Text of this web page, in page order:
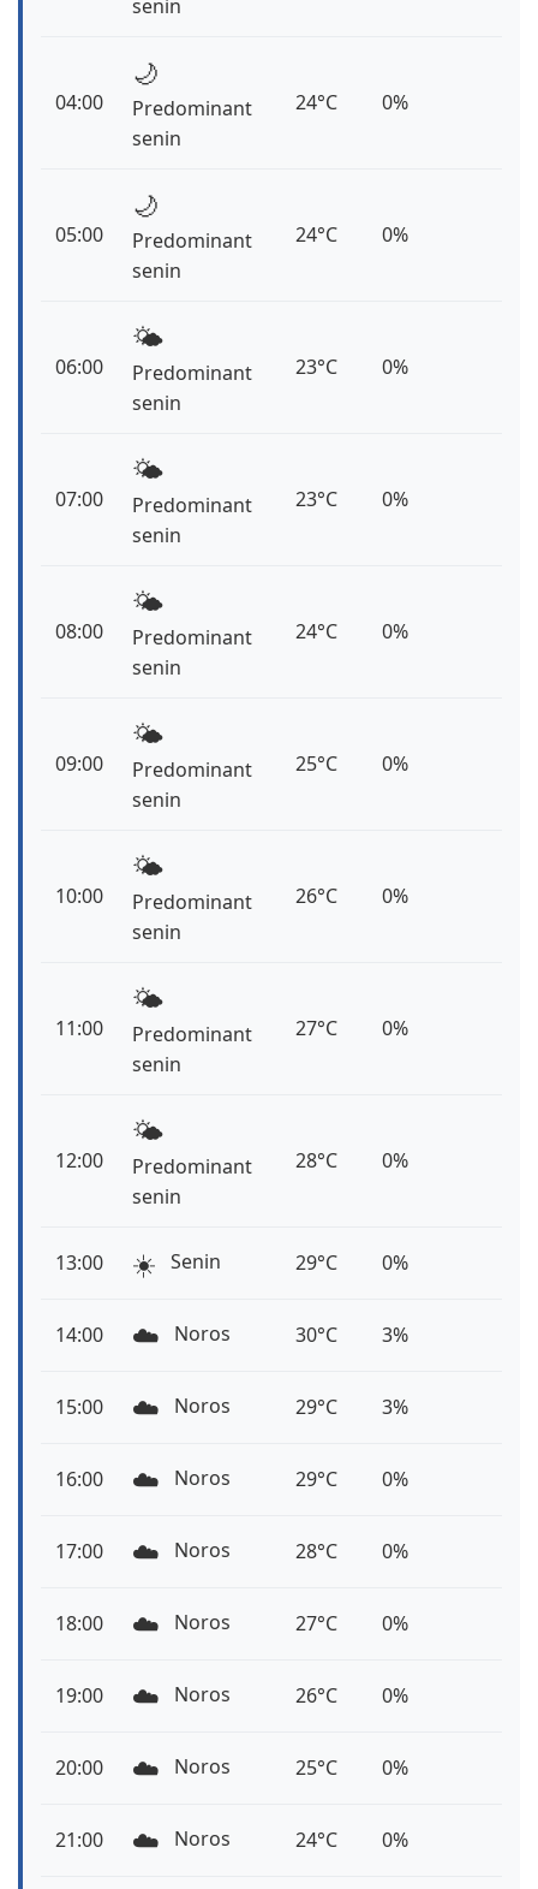
senin
04:00
🌙
Predominant
senin
24°C 0%
05:00
🌙
Predominant
senin
24°C 0%
06:00
🌤️
Predominant
senin
23°C 0%
07:00
🌤️
Predominant
senin
23°C 0%
08:00
🌤️
Predominant
senin
24°C 0%
09:00
🌤️
Predominant
senin
25°C 0%
10:00
🌤️
Predominant
senin
26°C 0%
11:00
🌤️
Predominant
senin
27°C 0%
12:00
🌤️
Predominant
senin
28°C 0%
13:00 ☀️ Senin 29°C 0%
14:00 ☁️ Noros 30°C 3%
15:00 ☁️ Noros 29°C 3%
16:00 ☁️ Noros 29°C 0%
17:00 ☁️ Noros 28°C 0%
18:00 ☁️ Noros 27°C 0%
19:00 ☁️ Noros 26°C 0%
20:00 ☁️ Noros 25°C 0%
21:00 ☁️ Noros 24°C 0%